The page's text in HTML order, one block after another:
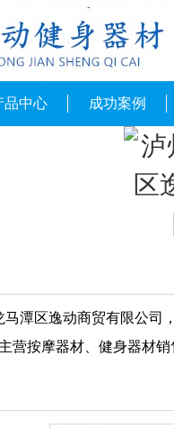
品中心 成功案例
潭区逸动商贸有限公司
主营按摩器材、健身器